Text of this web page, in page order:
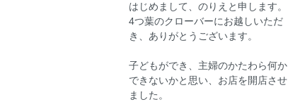
はじめまして、のりえと申します。
4つ葉のクローバーにお越しいただ
き、ありがとうございます。
子どもができ、主婦のかたわら何か
できないかと思い、お店を開店させ
ました。